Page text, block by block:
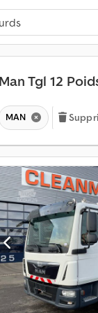
Man Tgl 12
MAN